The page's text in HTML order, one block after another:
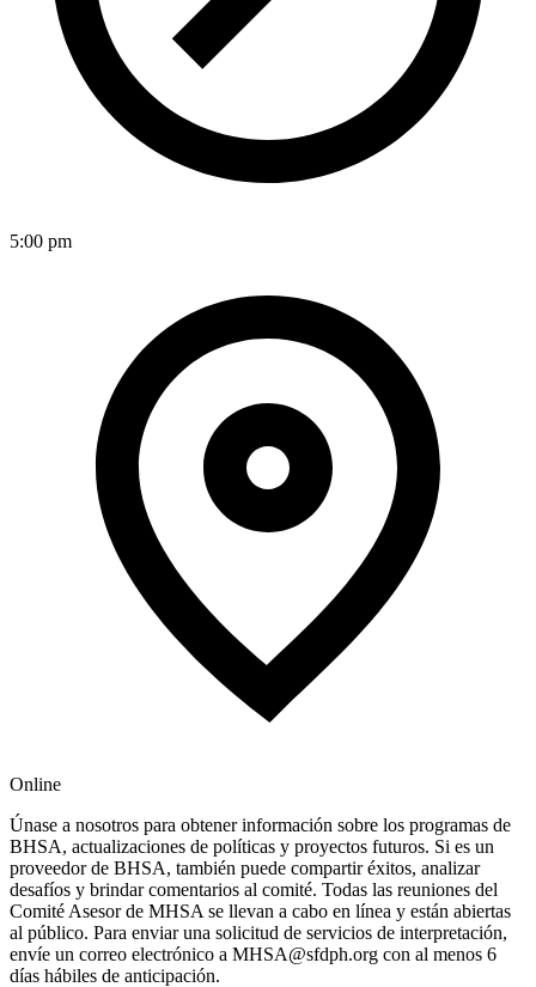
5:00 pm
Online
Únase a nosotros para obtener información sobre los programas de
BHSA, actualizaciones de políticas y proyectos futuros. Si es un
proveedor de BHSA, también puede compartir éxitos, analizar
desafíos y brindar comentarios al comité. Todas las reuniones del
Comité Asesor de MHSA se llevan a cabo en línea y están abiertas
al público. Para enviar una solicitud de servicios de interpretación,
envíe un correo electrónico a MHSA@sfdph.org con al menos 6
días hábiles de anticipación.